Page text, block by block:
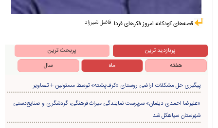
فاضل شیرزاد قصه‌های کودکانه امروز فکرهای فردا
پربازدید ترین
پربحث ترین
هفته
ماه سال
پیگیری حل مشکلات اراضی روستای «کرف‌پشته» توسط مسئولین + تصاویر
«علیرضا احمدی دیلمان» سرپرست نمایندگی میراث‌فرهنگی، گردشگری و صنایع‌دستی
شهرستان سیاهکل شد